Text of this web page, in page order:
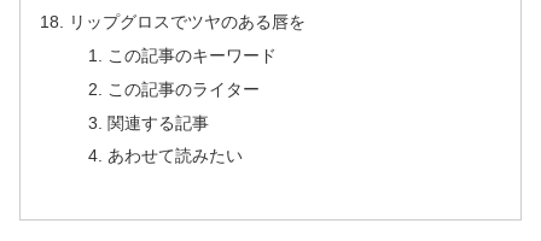
リップグロスでツヤのある唇を
この記事のキーワード
この記事のライター
関連する記事
あわせて読みたい